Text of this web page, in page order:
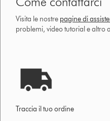
Visita le nostre pagine di
problemi, video tutorial e altro
Traccia il tuo ordine